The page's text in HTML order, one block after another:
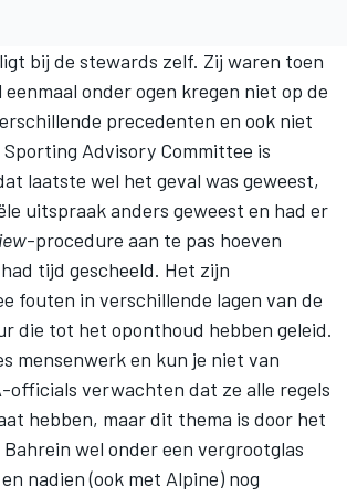
bij de stewards zelf. Zij waren toen
onder ogen kregen niet op de
precedenten en ook niet
Advisory Committee is
laatste wel het geval was geweest,
uitspraak anders geweest en had er
-procedure aan te pas hoeven
tijd gescheeld. Het zijn
fouten in verschillende lagen van de
die tot het oponthoud hebben geleid.
mensenwerk en kun je niet van
officials verwachten dat ze alle regels
hebben, maar dit thema is door het
wel onder een vergrootglas
nadien (ook met Alpine) nog